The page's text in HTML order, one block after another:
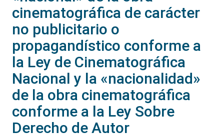
cinematográfica de carácter
no publicitario o
propagandístico conforme a
la Ley de Cinematográfica
Nacional y la «nacionalidad»
de la obra cinematográfica
conforme a la Ley Sobre
Derecho de Autor